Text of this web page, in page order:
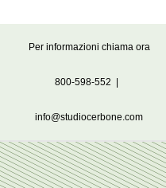
Per informazioni chiama ora
800-598-552
info@studiocerbone.com